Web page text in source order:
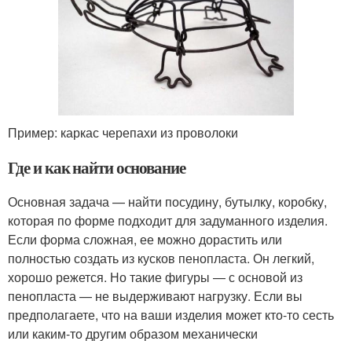
Пример: каркас черепахи из проволоки
Где и как найти основание
Основная задача — найти посудину, бутылку, коробку,
которая по форме подходит для задуманного изделия.
Если форма сложная, ее можно дорастить или
полностью создать из кусков пенопласта. Он легкий,
хорошо режется. Но такие фигуры — с основой из
пенопласта — не выдерживают нагрузку. Если вы
предполагаете, что на ваши изделия может кто-то сесть
или каким-то другим образом механически